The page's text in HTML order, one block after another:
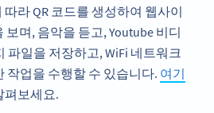
라 QR 코드를 생성하여 웹사이
보며, 음악을 듣고, Youtube 비디
파일을 저장하고, WiFi 네트워크
작업을 수행할 수 있습니다. 여기
펴보세요.